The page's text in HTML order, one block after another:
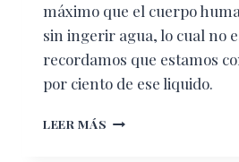
máximo que el cuerpo
sin ingerir agua, lo cual no
recordamos que estamos
por ciento de ese liquido.
LEER MÁS REUSAR